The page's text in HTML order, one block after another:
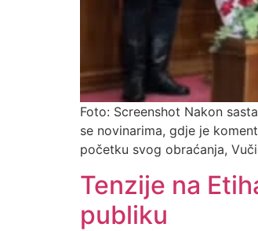
Foto: Screenshot Nakon
se novinarima, gdje je
početku svog obraćanja,
Tenzije na
publiku